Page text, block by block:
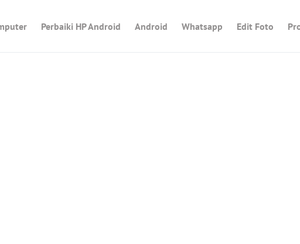
Perbaiki HP Android Android Whatsapp Edit Foto